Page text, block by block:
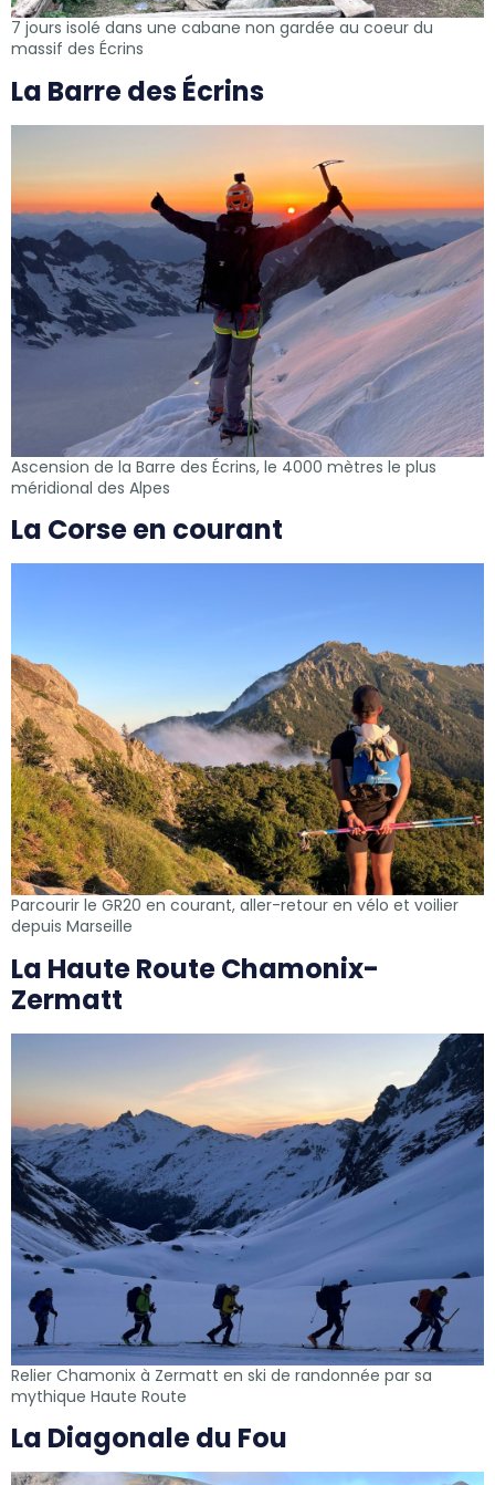
7 jours isolé dans une cabane non gardée au coeur du
massif des Écrins
La Barre des Écrins
Ascension de la Barre des Écrins, le 4000 mètres le plus
méridional des Alpes
La Corse en courant
Parcourir le GR20 en courant, aller-retour en vélo et voilier
depuis Marseille
La Haute Route Chamonix-
Zermatt
Relier Chamonix à Zermatt en ski de randonnée par sa
mythique Haute Route
La Diagonale du Fou